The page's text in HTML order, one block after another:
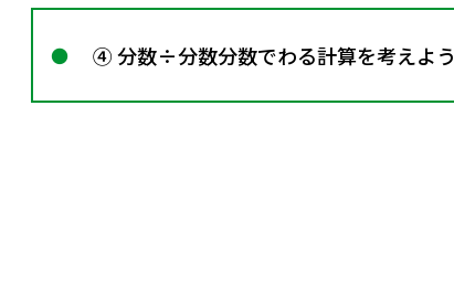
④ 分数÷分数分数でわる計算を考えよう